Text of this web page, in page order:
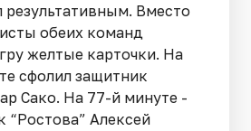
результативным. Вместо
обеих команд
желтые карточки. На
сфолил защитник
Сако. На 77-й минуте -
“Ростова” Алексей